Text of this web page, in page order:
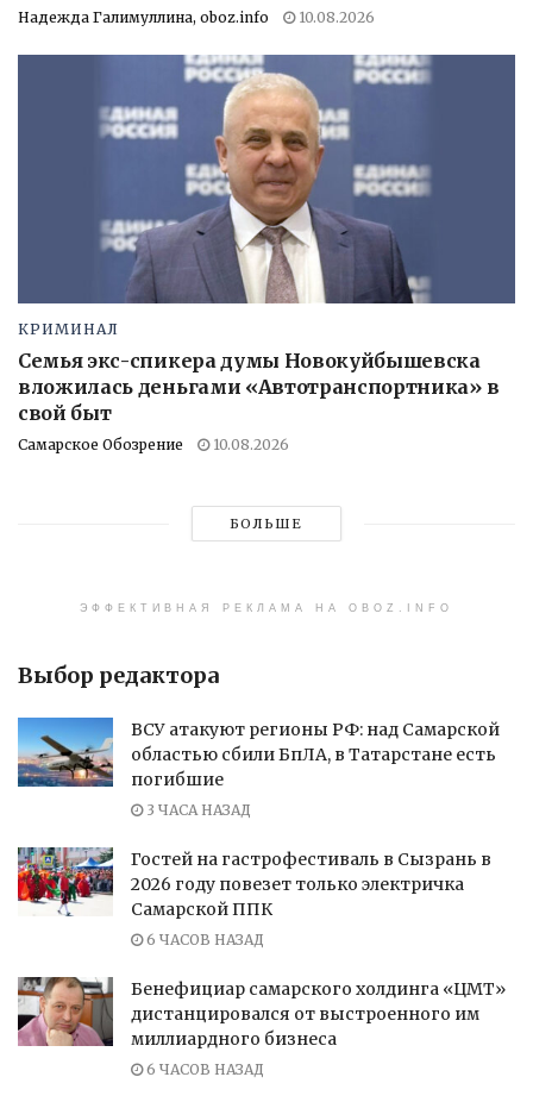
Надежда Галимуллина, oboz.info 10.08.2026
КРИМИНАЛ
Семья экс-спикера думы Новокуйбышевска
вложилась деньгами «Автотранспортника» в
свой быт
Самарское Обозрение 10.08.2026
БОЛЬШЕ
ЭФФЕКТИВНАЯ РЕКЛАМА НА OBOZ.INFO
Выбор редактора
ВСУ атакуют регионы РФ: над Самарской
областью сбили БпЛА, в Татарстане есть
погибшие
3 ЧАСА НАЗАД
Гостей на гастрофестиваль в Сызрань в
2026 году повезет только электричка
Самарской ППК
6 ЧАСОВ НАЗАД
Бенефициар самарского холдинга «ЦМТ»
дистанцировался от выстроенного им
миллиардного бизнеса
6 ЧАСОВ НАЗАД